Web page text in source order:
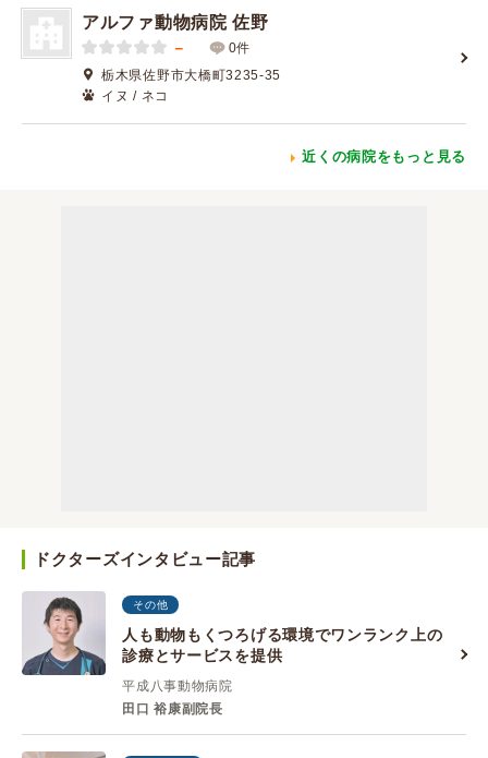
アルファ動物病院 佐野
－
0件
栃木県佐野市大橋町3235-35
イヌ / ネコ
近くの病院をもっと見る
ドクターズインタビュー記事
その他
人も動物もくつろげる環境でワンランク上の
診療とサービスを提供
平成八事動物病院
田口 裕康副院長